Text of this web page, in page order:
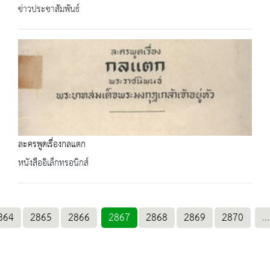
ข่าวประชาสัมพันธ์
ละครพูดเรื่องกลแตก
หนังสืออิเล็กทรอนิกส์
2865 2866 2867 2868 2869 2870 ...